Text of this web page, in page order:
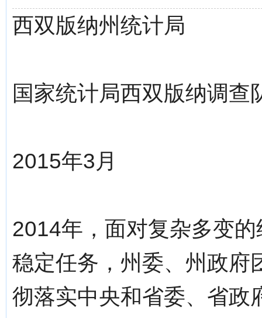
西双版纳州统计局
国家统计局西双版纳调查
2015年3月
2014年，面对复杂多变
稳定任务，州委、州政府
彻落实中央和省委、省政